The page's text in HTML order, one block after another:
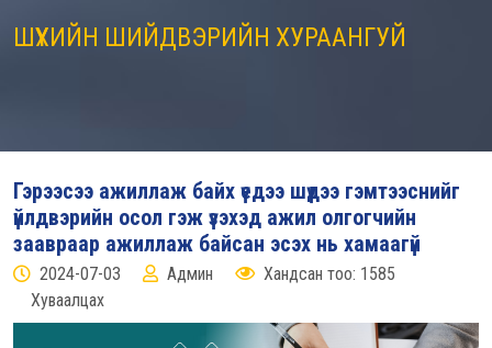
ШҮҮХИЙН ШИЙДВЭРИЙН ХУРААНГУЙ
Гэрээсээ ажиллаж байх үедээ шүдээ гэмтээснийг
үйлдвэрийн осол гэж үзэхэд ажил олгогчийн
заавраар ажиллаж байсан эсэх нь хамаагүй
2024-07-03 Админ
Хандсан тоо: 1585
Хуваалцах